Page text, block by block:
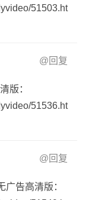
51503.ht
@回复
版：
51536.ht
@回复
广告高清版：